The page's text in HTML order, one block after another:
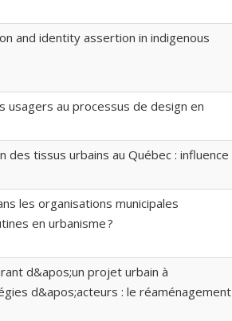
and identity assertion in indigenous
usagers au processus de design en
tissus urbains au Québec : influence
les organisations municipales
en urbanisme ?
d&apos;un projet urbain à
d&apos;acteurs : le réaménagement